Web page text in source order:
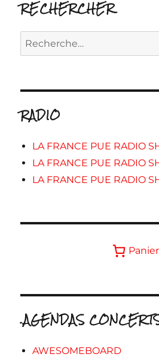
RECHERCHER
Recherche
pour :
RADIO
LA FRANCE PUE RADIO
LA FRANCE PUE RADIO
LA FRANCE PUE RADIO
Panier
.AGENDAS
AWESOMEBOARD